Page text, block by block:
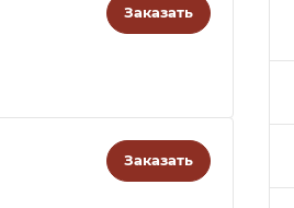
Заказать
Заказать